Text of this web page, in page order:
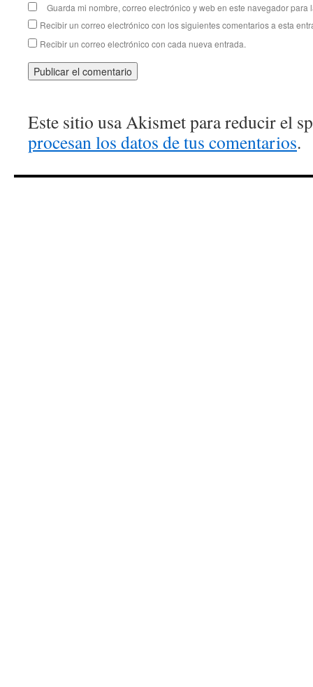
Guarda mi nombre, correo electrónico y web en este navegador para
Recibir un correo electrónico con los siguientes comentarios a esta
Recibir un correo electrónico con cada nueva entrada.
Este sitio usa Akismet para reducir el
procesan los datos de tus comentarios.